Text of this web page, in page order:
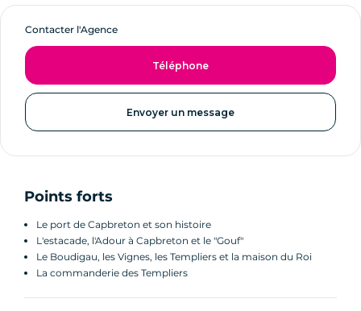
Contacter l'Agence
Téléphone
Envoyer un message
Points forts
Le port de Capbreton et son histoire
L'estacade, l'Adour à Capbreton et le "Gouf"
Le Boudigau, les Vignes, les Templiers et la maison du Roi
La commanderie des Templiers